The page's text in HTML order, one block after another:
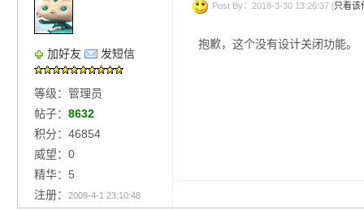
加好友 发短信
等级：管理员
帖子： 8632
积分：46854
威望：0
精华：5
注册：
2009-4-1 23:10:48
Post By：2018-3-30 13:26:37 [只看该
抱歉，这个没有设计关闭功能。